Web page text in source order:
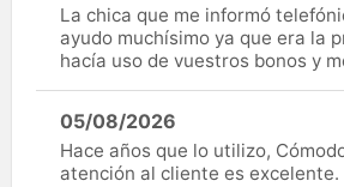
La chica que me informó
ayudo muchísimo ya que era la
hacía uso de vuestros bonos y
05/08/2026
Hace años que lo utilizo,
atención al cliente es excelente.